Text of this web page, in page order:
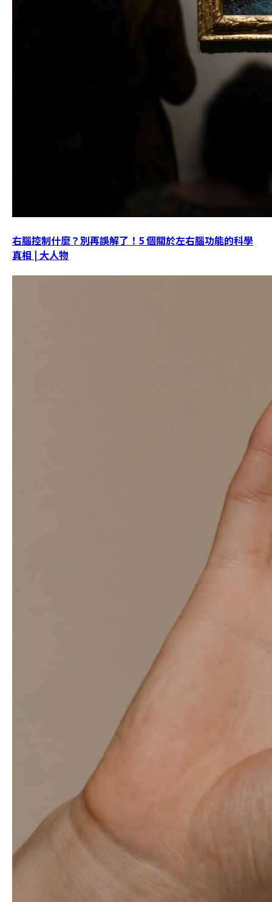
右腦控制什麼？別再誤解了！5 個關於左右腦功能的科學
真相 | 大人物